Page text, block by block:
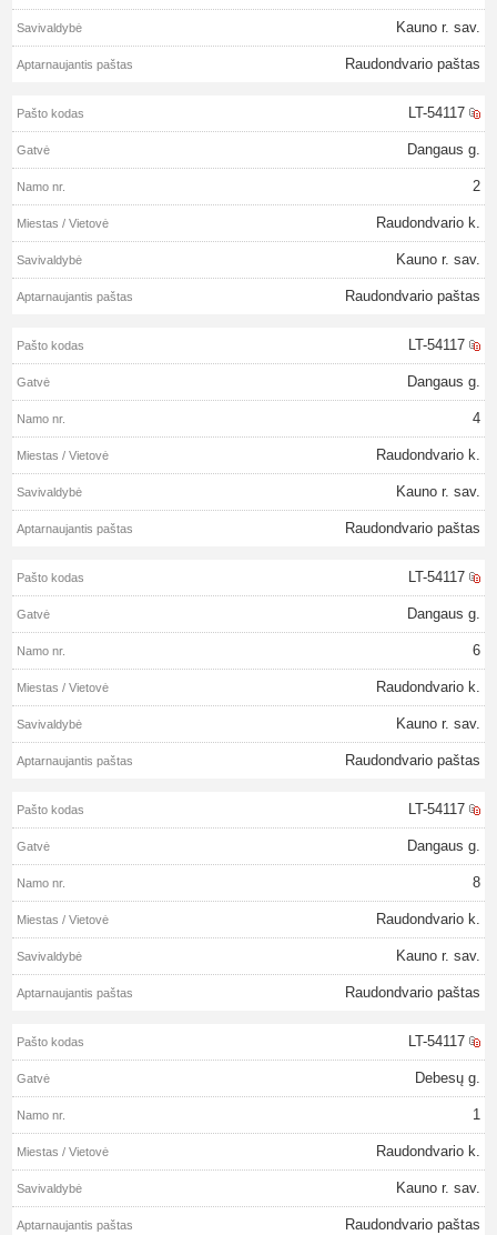
Kauno r. sav.
Raudondvario paštas
LT-54117
Dangaus g.
2
Raudondvario k.
Kauno r. sav.
Raudondvario paštas
LT-54117
Dangaus g.
4
Raudondvario k.
Kauno r. sav.
Raudondvario paštas
LT-54117
Dangaus g.
6
Raudondvario k.
Kauno r. sav.
Raudondvario paštas
LT-54117
Dangaus g.
8
Raudondvario k.
Kauno r. sav.
Raudondvario paštas
LT-54117
Debesų g.
1
Raudondvario k.
Kauno r. sav.
Raudondvario paštas